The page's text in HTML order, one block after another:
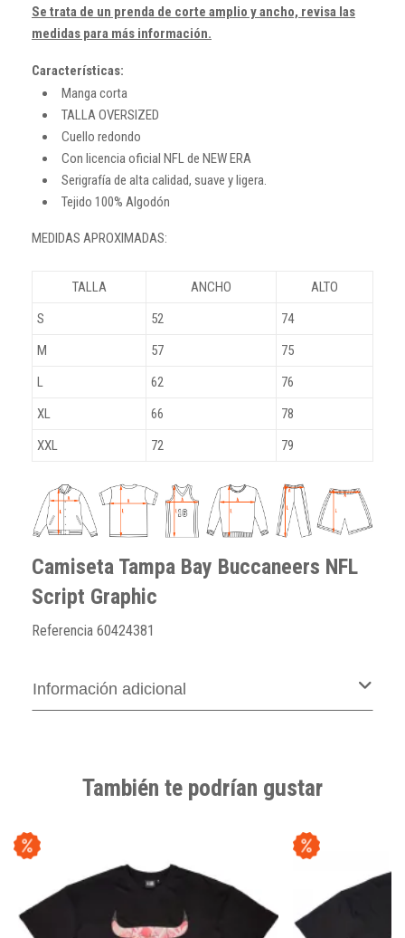
Se trata de un prenda de corte amplio y ancho, revisa las
medidas para más información.
Características:
Manga corta
TALLA OVERSIZED
Cuello redondo
Con licencia oficial NFL de NEW ERA
Serigrafía de alta calidad, suave y ligera.
Tejido 100% Algodón
MEDIDAS APROXIMADAS:
TALLA ANCHO
ALTO
S
52
74
M
57
75
L
62
76
XL
66
78
XXL
72 79
Camiseta Tampa Bay Buccaneers NFL
Script Graphic
Referencia 60424381
Información adicional
También te podrían gustar